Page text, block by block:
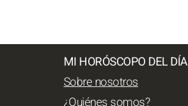
MI HORÓSCOPO DEL DÍA
Sobre nosotros
¿Quiénes somos?